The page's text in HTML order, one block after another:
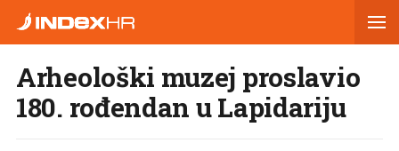
Arheološki muzej proslavio
180. rođendan u Lapidariju